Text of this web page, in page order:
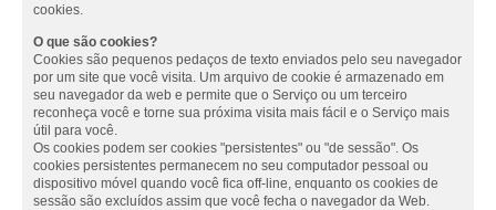
cookies.
O que são cookies?
Cookies são pequenos pedaços de texto enviados pelo seu navegador
por um site que você visita. Um arquivo de cookie é armazenado em
seu navegador da web e permite que o Serviço ou um terceiro
reconheça você e torne sua próxima visita mais fácil e o Serviço mais
útil para você.
Os cookies podem ser cookies "persistentes" ou "de sessão". Os
cookies persistentes permanecem no seu computador pessoal ou
dispositivo móvel quando você fica off-line, enquanto os cookies de
sessão são excluídos assim que você fecha o navegador da Web.